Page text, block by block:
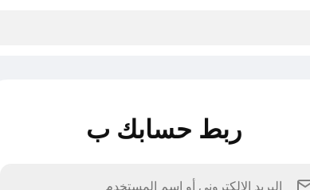
ربط حسابك ب